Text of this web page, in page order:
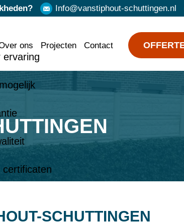
Info@vanstiphout-schuttingen.nl
ons Projecten Contact
ervaring
SCHUTTINGEN